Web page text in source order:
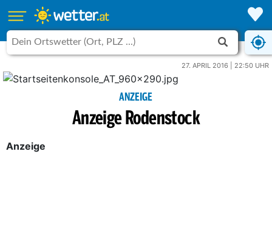
27. APRIL 2016 | 22:50 UHR
ANZEIGE
Anzeige Rodenstock
Anzeige